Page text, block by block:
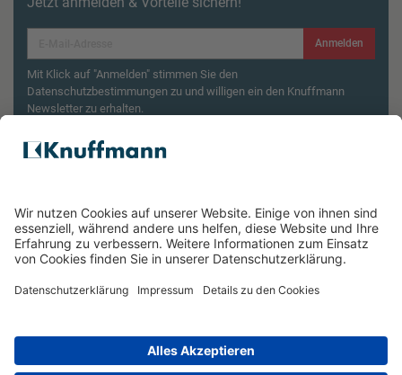
Anmelden
Mit Klick auf "Anmelden" stimmen Sie den
Datenschutzbestimmungen zu und willigen ein den Knuffmann
Newsletter zu erhalten.
Aktionsbedingungen¹
Wasserkocher